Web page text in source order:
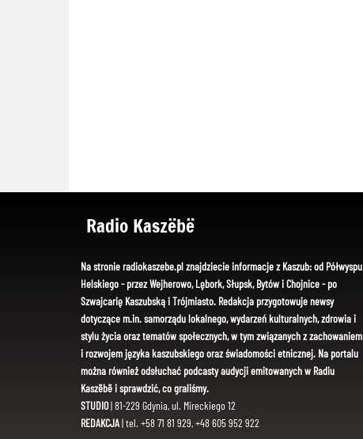
Radio Kaszëbë
Na stronie radiokaszebe.pl znajdziecie informacje z Kaszub: od Półwyspu
Helskiego - przez Wejherowo, Lębork, Słupsk, Bytów i Chojnice - po
Szwajcarię Kaszubską i Trójmiasto. Redakcja przygotowuje newsy
dotyczące m.in. samorządu lokalnego, wydarzeń kulturalnych, zdrowia i
stylu życia oraz tematów społecznych, w tym związanych z zachowaniem
i rozwojem języka kaszubskiego oraz świadomości etnicznej. Na portalu
można również odsłuchać podcasty audycji emitowanych w Radiu
Kaszëbë i sprawdzić, co graliśmy.
STUDIO| 81-229 Gdynia, ul. Mireckiego 12
REDAKCJA| tel. +58 71 81 929, +48 605 952 922